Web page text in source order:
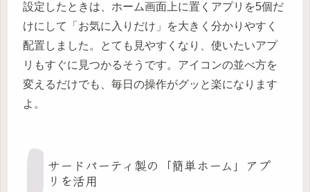
設定したときは、ホーム画面上に置くアプリを5個だ
けにして「お気に入りだけ」を大きく分かりやすく
配置しました。とても見やすくなり、使いたいアプ
リもすぐに見つかるそうです。アイコンの並べ方を
変えるだけでも、毎日の操作がグッと楽になります
よ。
サードパーティ製の「簡単ホーム」アプ
リを活用